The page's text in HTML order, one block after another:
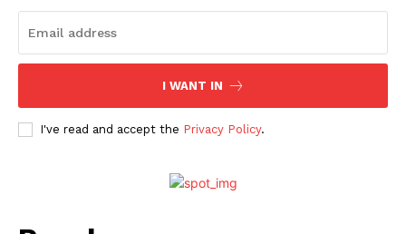
I WANT IN
I've read and accept the Privacy Policy.